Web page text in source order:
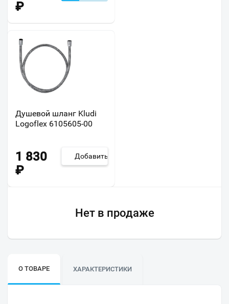
₽
Душевой шланг Kludi
Logoflex 6105605-00
1 830
₽
Добавить
Нет в продаже
О ТОВАРЕ ХАРАКТЕРИСТИКИ